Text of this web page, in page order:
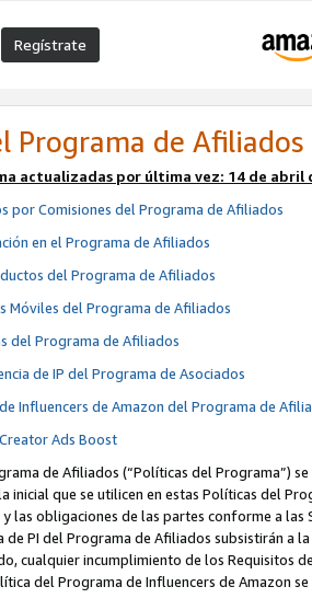
Regístrate
Programa de Afiliados
actualizadas por última vez: 14 de abril
por Comisiones del Programa de Afiliados
en el Programa de Afiliados
del Programa de Afiliados
Móviles del Programa de Afiliados
del Programa de Afiliados
de IP del Programa de Asociados
Influencers de Amazon del Programa de
Ads Boost
de Afiliados (“Políticas del Programa”)
inicial que se utilicen en estas Políticas del
y las obligaciones de las partes conforme a
de PI del Programa de Afiliados subsistirán
cualquier incumplimiento de los Requisitos
del Programa de Influencers de Amazon